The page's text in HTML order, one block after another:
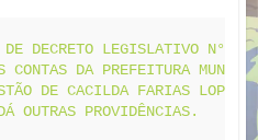
DECRETO LEGISLATIVO N°
CONTAS DA PREFEITURA
OUTRAS PROVIDÊNCIAS.